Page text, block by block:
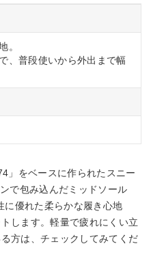
。
、普段使いから外出まで幅
」をベースに作られたスニー
で包み込んだミッドソール
に優れた柔らかな履き心地
します。軽量で疲れにくい立
方は、チェックしてみてくだ